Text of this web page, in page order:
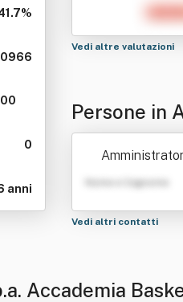
0
anni
Vedi altre valutazioni
Persone in
omilanese
Nome e Cognome
Vedi altri contatti
Accademia